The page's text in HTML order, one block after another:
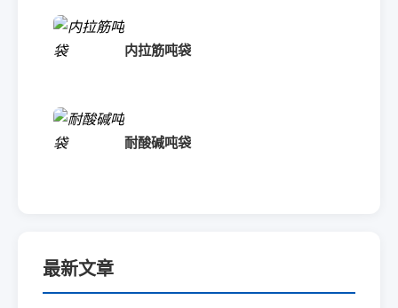
内拉筋吨袋
耐酸碱吨袋
最新文章